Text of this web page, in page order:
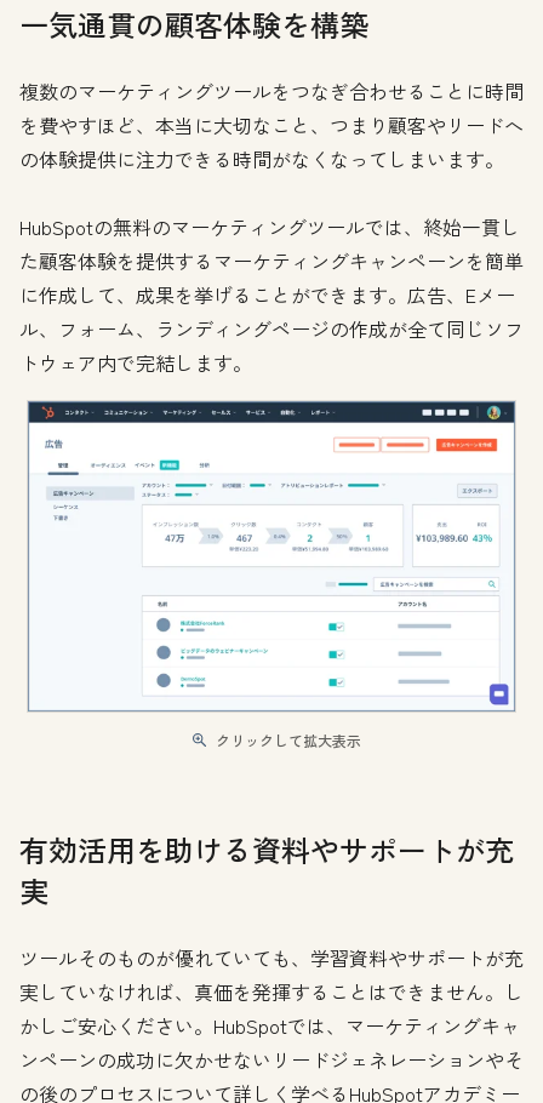
一気通貫の顧客体験を構築
複数のマーケティングツールをつなぎ合わせることに時間
を費やすほど、本当に大切なこと、つまり顧客やリードへ
の体験提供に注力できる時間がなくなってしまいます。
HubSpotの無料のマーケティングツールでは、終始一貫し
た顧客体験を提供するマーケティングキャンペーンを簡単
に作成して、成果を挙げることができます。広告、Eメー
ル、フォーム、ランディングページの作成が全て同じソフ
トウェア内で完結します。
クリックして拡大表示
有効活用を助ける資料やサポートが充
実
ツールそのものが優れていても、学習資料やサポートが充
実していなければ、真価を発揮することはできません。し
かしご安心ください。HubSpotでは、マーケティングキャ
ンペーンの成功に欠かせないリードジェネレーションやそ
の後のプロセスについて詳しく学べるHubSpotアカデミー